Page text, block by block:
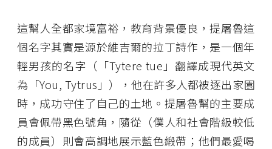
這幫人全都家境富裕，教育背景優良，提屠魯這
個名字其實是源於維吉爾的拉丁詩作，是一個年
輕男孩的名字（「Tytere tue」翻譯成現代英文
為「You, Tytrus」），他在許多人都被逐出家園
時，成功守住了自己的土地。提屠魯幫的主要成
員會佩帶黑色號角，隨從（僕人和社會階級較低
的成員）則會高調地展示藍色緞帶；他們最愛喝